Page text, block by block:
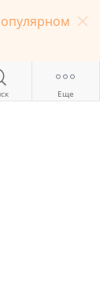
Еще